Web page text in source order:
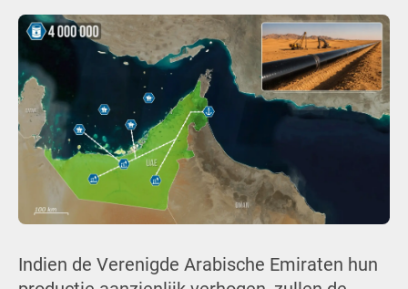
Indien de Verenigde Arabische Emiraten hun